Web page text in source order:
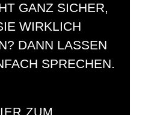
GANZ SICHER,
WIRKLICH
DANN LASSEN
SPRECHEN.
ZUM